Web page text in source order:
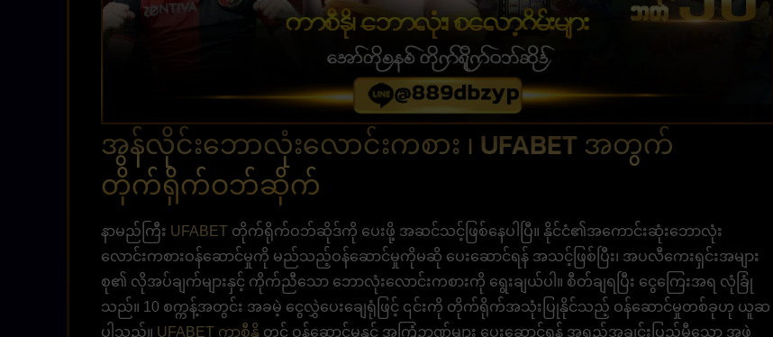
အွန်လိုင်းဘောလုံးလောင်းကစား ၊ UFABET အတွက်
တိုက်ရိုက်ဝဘ်ဆိုက်
နာမည်ကြီး UFABET တိုက်ရိုက်ဝဘ်ဆိုဒ်ကို ပေးဖို့ အဆင်သင့်ဖြစ်နေပါပြီ။ နိုင်ငံ၏အကောင်းဆုံးဘောလုံး
လောင်းကစားဝန်ဆောင်မှုကို မည်သည့်ဝန်ဆောင်မှုကိုမဆို ပေးဆောင်ရန် အသင့်ဖြစ်ပြီး၊ အပလီကေးရှင်းအများ
စု၏ လိုအပ်ချက်များနှင့် ကိုက်ညီသော ဘောလုံးလောင်းကစားကို ရွေးချယ်ပါ။ စီတ်ချရပြီး ငွေကြေးအရ လုံခြုံ
သည်။ 10 စက္ကန့်အတွင်း အခမဲ့ ငွေလွှဲပေးချေရုံဖြင့် ၎င်းကို တိုက်ရိုက်အသုံးပြုနိုင်သည့် ဝန်ဆောင်မှုတစ်ခုဟု ယူဆ
ပါသည်။ UFABET ကာစီနို တွင် ဝန်ဆောင်မှုနှင့် အကြံဉာဏ်များ ပေးဆောင်ရန် အရည်အချင်းပြည့်မီသော အဖွဲ့